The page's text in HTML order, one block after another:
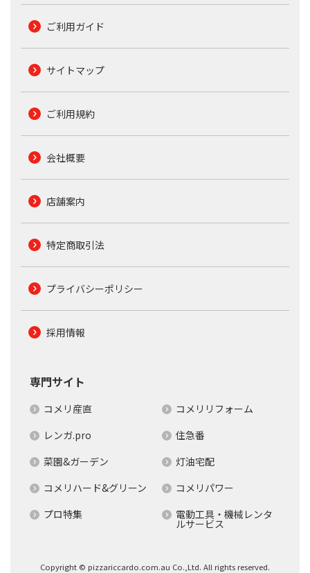
ご利用ガイド
サイトマップ
ご利用規約
会社概要
店舗案内
特定商取引法
プライバシーポリシー
採用情報
専門サイト
コメリ産直
コメリリフォーム
レンガ.pro
住急番
菜園&ガーデン
灯油宅配
コメリハード&グリーン
コメリパワー
プロ特集
電動工具・機械レンタ
ルサービス
Copyright © pizzariccardo.com.au Co.,Ltd. All rights reserved.